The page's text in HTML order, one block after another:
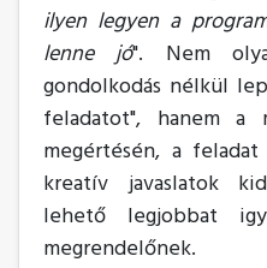
ilyen legyen a
lenne jó". Nem
gondolkodás nélkül
feladatot", hanem a
megértésén, a
kreatív javaslatok
lehető legjobbat
megrendelőnek.